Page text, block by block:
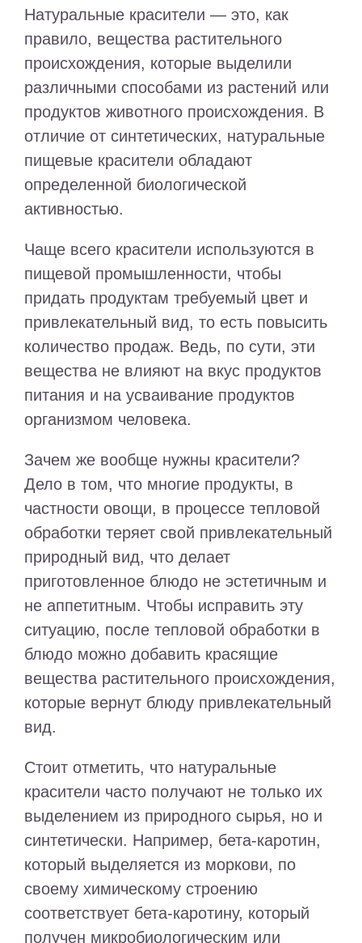
Натуральные красители — это, как
правило, вещества растительного
происхождения, которые выделили
различными способами из растений или
продуктов животного происхождения. В
отличие от синтетических, натуральные
пищевые красители обладают
определенной биологической
активностью.
Чаще всего красители используются в
пищевой промышленности, чтобы
придать продуктам требуемый цвет и
привлекательный вид, то есть повысить
количество продаж. Ведь, по сути, эти
вещества не влияют на вкус продуктов
питания и на усваивание продуктов
организмом человека.
Зачем же вообще нужны красители?
Дело в том, что многие продукты, в
частности овощи, в процессе тепловой
обработки теряет свой привлекательный
природный вид, что делает
приготовленное блюдо не эстетичным и
не аппетитным. Чтобы исправить эту
ситуацию, после тепловой обработки в
блюдо можно добавить красящие
вещества растительного происхождения,
которые вернут блюду привлекательный
вид.
Стоит отметить, что натуральные
красители часто получают не только их
выделением из природного сырья, но и
синтетически. Например, бета-каротин,
который выделяется из моркови, по
своему химическому строению
соответствует бета-каротину, который
получен микробиологическим или